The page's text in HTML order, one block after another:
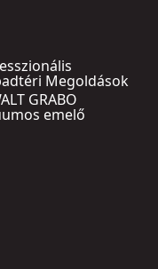
Megoldások
GRABO
emelő